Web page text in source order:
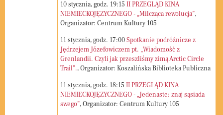
10stycznia, godz. 19:15 II PRZEGLĄD KINA
NIEMIECKOJĘZYCZNEGO - „Milcząca rewolucja”,
Organizator: Centrum Kultury 105
11stycznia, godz. 17:00Spotkanie podróżnicze z
Jędrzejem Józefowiczem pt. „Wiadomość z
Grenlandii. Czyli jak przeszliśmy zimą Arctic Circle
Trail”., Organizator: Koszalińska Biblioteka Publiczna
11stycznia, godz. 18:15 II PRZEGLĄD KINA
NIEMIECKOJĘZYCZNEGO - „Jedenaste: znaj sąsiada
swego”, Organizator: Centrum Kultury 105